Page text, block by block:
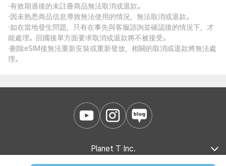
·有效期過後的未註冊商品無法取消或退款。
·因未熟悉商品信息導致無法使用的情況，無法取消或退款。
·如在當地發生問題，只有在事先與客服諮詢並確認後的情況下，才
能處理。回國後單方面要求取消或退款將不被接受。
·刪除eSIM後無法重新安裝或重新發放，相關的取消或退款將無法處
理。
Planet T Inc.